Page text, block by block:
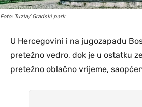
Foto: Tuzla/ Gradski park
U Hercegovini i na jugozapadu
pretežno vedro, dok je u ostatku
pretežno oblačno vrijeme,